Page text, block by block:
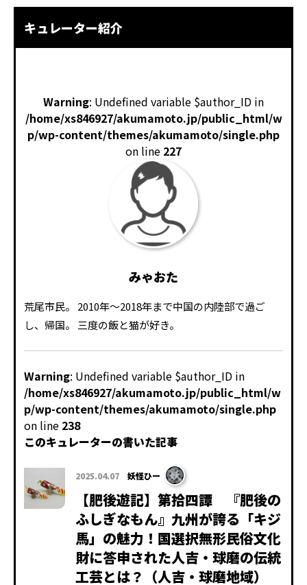
キュレーター紹介
Warning: Undefined variable $author_ID in
/home/xs846927/akumamoto.jp/public_html/w
p/wp-content/themes/akumamoto/single.php
on line 227
みゃおた
荒尾市民。 2010年～2018年まで中国の内陸部で過ご
し、帰国。 三度の飯と猫が好き。
Warning: Undefined variable $author_ID in
/home/xs846927/akumamoto.jp/public_html/w
p/wp-content/themes/akumamoto/single.php
on line 238
このキュレーターの書いた記事
2025.04.07 妖怪ひー
【肥後遊記】第拾四譚 『肥後の
ふしぎなもん』九州が誇る「キジ
馬」の魅力！国選択無形民俗文化
財に答申された人吉・球磨の伝統
工芸とは？（人吉・球磨地域）